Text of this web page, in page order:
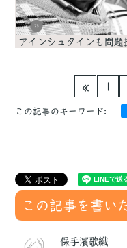
アインシュタインも問題
1
この記事のキーワード:
この記事を書い
保手濱歌織